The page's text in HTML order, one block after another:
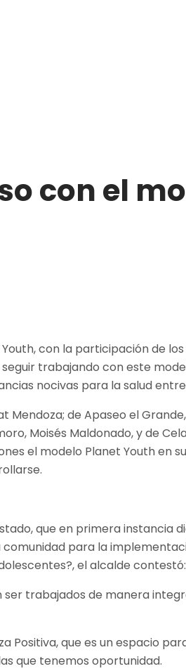
con el
con la participación de
trabajando con este
nocivas para la salud
de Apaseo el
Moisés Maldonado, y de
el modelo Planet Youth en
que en primera instancia
para la
el alcalde contestó:
trabajados de manera
Positiva, que es un espacio
que tenemos oportunidad.